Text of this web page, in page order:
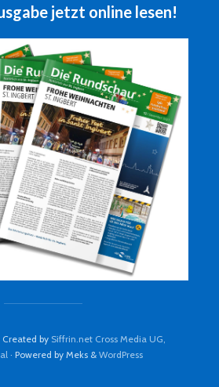
jetzt online lesen!
Created by Siffrin.net Cross Media UG,
· Powered by Meks & WordPress